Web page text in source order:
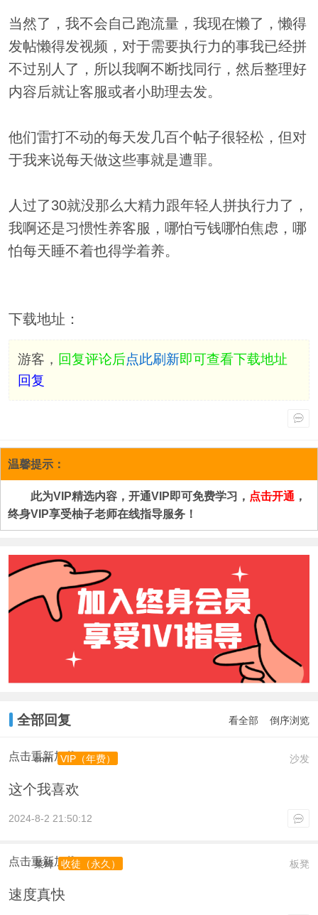
当然了，我不会自己跑流量，我现在懒了，懒得
发帖懒得发视频，对于需要执行力的事我已经拼
不过别人了，所以我啊不断找同行，然后整理好
内容后就让客服或者小助理去发。
他们雷打不动的每天发几百个帖子很轻松，但对
于我来说每天做这些事就是遭罪。
人过了30就没那么大精力跟年轻人拼执行力了，
我啊还是习惯性养客服，哪怕亏钱哪怕焦虑，哪
怕每天睡不着也得学着养。
下载地址：
游客， 回复评论后点此刷新即可查看下载地址
回复
温馨提示：
此为VIP精选内容，开通VIP即可免费学习， 点击开通 ，
终身VIP享受柚子老师在线指导服务！
全部回复 看全部 倒序浏览
点击重新加载 沙发
cnm VIP（年费）
这个我喜欢
2024-8-2 21:50:12
点击重新加载 板凳
菜蜂 收徒（永久）
速度真快